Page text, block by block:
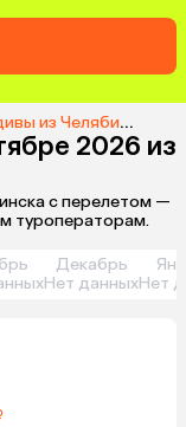
из Челябинска
2026 из
с перелетом —
туроператорам.
Декабрь
Нет данныхНет